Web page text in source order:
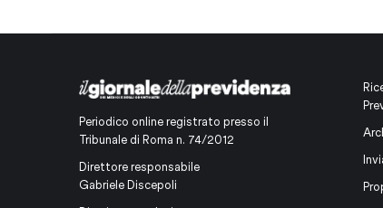
Periodico online registrato presso il
Tribunale di Roma n. 74/2012
Direttore responsabile
Gabriele Discepoli